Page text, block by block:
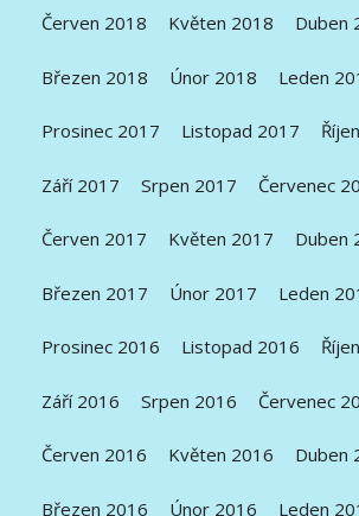
Červen 2018 Květen 2018 Duben
Březen 2018 Únor 2018 Leden
Prosinec 2017 Listopad 2017
Září 2017 Srpen 2017 Červenec
Červen 2017 Květen 2017 Duben
Březen 2017 Únor 2017 Leden
Prosinec 2016 Listopad 2016
Září 2016 Srpen 2016 Červenec
Červen 2016 Květen 2016 Duben
Březen 2016 Únor 2016 Leden